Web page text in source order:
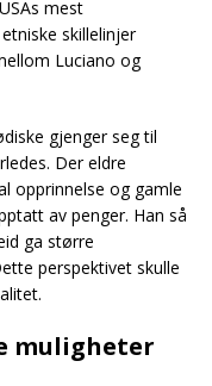
mest
skillelinjer
Luciano og
gjenger seg til
Der eldre
opprinnelse og gamle
av penger. Han så
ga større
perspektivet skulle
muligheter